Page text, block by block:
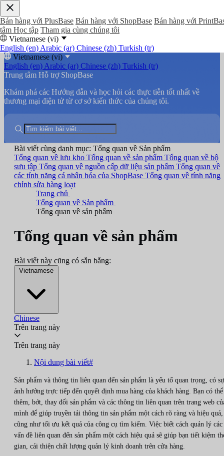
Bán hàng với PlusBase Bán hàng với ShopBase Bán hàng với
tâm Học tập Tham gia cùng chúng tôi
Vietnamese (vi)
English (en) Arabic (ar) Chinese (zh) Turkish (tr)
Vietnamese (vi)
English (en) Arabic (ar) Chinese (zh) Turkish (tr)
Trung tâm Hỗ trợ ShopBase
Khám phá các Hướng dẫn và học hỏi các thực tiễn tốt nhất về
thương mại điện tử từ cơ sở kiến thức của chúng tôi.
Bài viết cùng danh mục: Tổng quan về Sản phẩm
Tổng quan về lưu kho Tổng quan về sản phẩm Tổng quan về bộ
sưu tập Tổng quan về nguồn cấp dữ liệu sản phẩm Tổng quan về
các tính năng cá nhân hóa của ShopBase Tổng quan về tính năng
chỉnh sửa hàng loạt
Trang chủ
Tổng quan về Sản phẩm
Tổng quan về sản phẩm
Tổng quan về sản phẩm
Bài viết này cũng có sẵn bằng:
Vietnamese
Chinese
Trên trang này
Trên trang này
Nội dung bài viết#
Sản phẩm và thông tin liên quan đến sản phẩm là yếu tố quan trọng, có sự
ảnh hưởng trực tiếp đến quyết định mua hàng của khách hàng. Bạn có thể
thêm, bớt, thay đổi sản phẩm và các thông tin liên quan trên trang web
mình để giúp truyền tải thông tin sản phẩm một cách rõ ràng và hiệu quả,
cũng như tối ưu kết quả của công cụ tìm kiếm. Việc biết cách quản lý các
vấn đề liên quan đến sản phẩm một cách hiệu quả sẽ giúp bạn tiết kiệm
gian, cải thiện chất lượng quản lý kinh doanh trên cửa hàng.